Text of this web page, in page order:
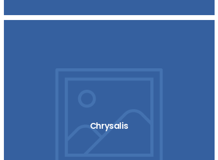
Chrysalis